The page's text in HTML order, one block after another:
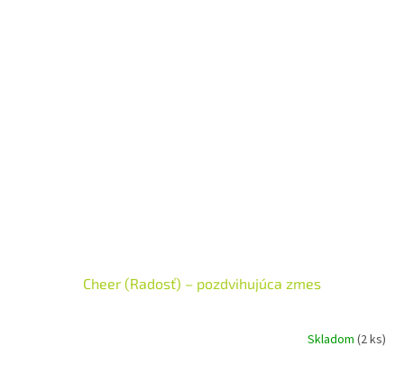
Cheer (Radosť) – pozdvihujúca zmes
Skladom (2 ks)